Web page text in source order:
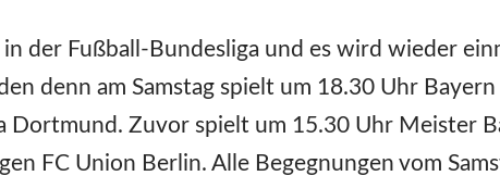
der Fußball-Bundesliga und es wird wieder
denn am Samstag spielt um 18.30 Uhr
Dortmund. Zuvor spielt um 15.30 Uhr Meister
FC Union Berlin. Alle Begegnungen vom